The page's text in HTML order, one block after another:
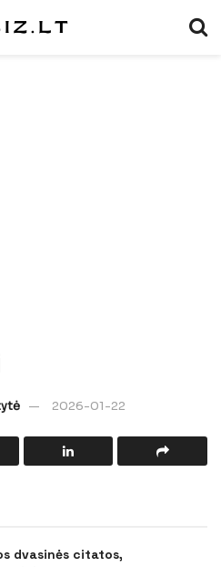
2026-01-22
dvasinės citatos,